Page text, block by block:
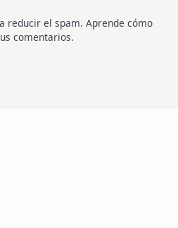
reducir el spam. Aprende cómo
comentarios.